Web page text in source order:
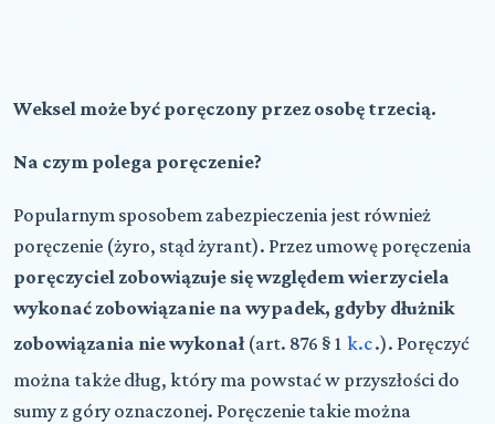
Weksel może być poręczony przez osobę trzecią.
Na czym polega poręczenie?
Popularnym sposobem zabezpieczenia jest również
poręczenie (żyro, stąd żyrant). Przez umowę poręczenia
poręczyciel zobowiązuje się względem wierzyciela
wykonać zobowiązanie na wypadek, gdyby dłużnik
zobowiązania nie wykonał(art. 876 § 1 k.c.). Poręczyć
można także dług, który ma powstać w przyszłości do
sumy z góry oznaczonej. Poręczenie takie można